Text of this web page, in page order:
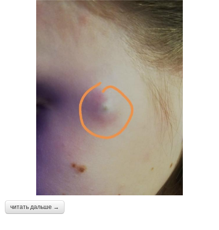
читать дальше →